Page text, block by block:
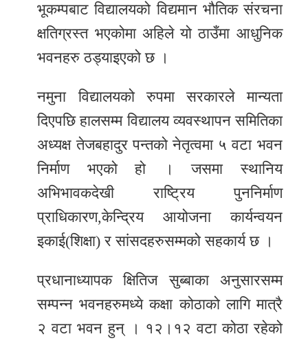
भूकम्पबाट विद्यालयको विद्यमान भौतिक संरचना
क्षतिग्रस्त भएकोमा अहिले यो ठाउँमा आधुनिक
भवनहरु ठड्याइएको छ ।
नमुना विद्यालयको रुपमा सरकारले मान्यता
दिएपछि हालसम्म विद्यालय व्यवस्थापन समितिका
अध्यक्ष तेजबहादुर पन्तको नेतृत्वमा ५ वटा भवन
निर्माण भएको हो । जसमा स्थानिय
अभिभावकदेखी राष्ट्रिय पुननिर्माण
प्राधिकारण,केन्द्रिय आयोजना कार्यन्वयन
इकाई(शिक्षा) र सांसदहरुसम्मको सहकार्य छ ।
प्रधानाध्यापक क्षितिज सुब्बाका अनुसारसम्म
सम्पन्न भवनहरुमध्ये कक्षा कोठाको लागि मात्रै
२ वटा भवन हुन् । १२।१२ वटा कोठा रहेको